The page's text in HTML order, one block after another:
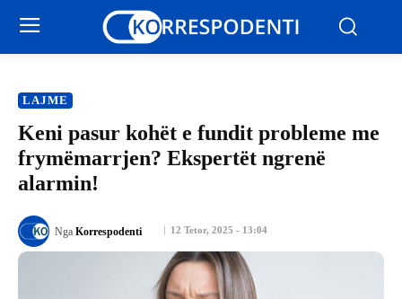
LAJME
Keni pasur kohët e fundit probleme me
frymëmarrjen? Ekspertët ngrenë
alarmin!
12 Tetor, 2025 - 13:04
Nga Korrespodenti